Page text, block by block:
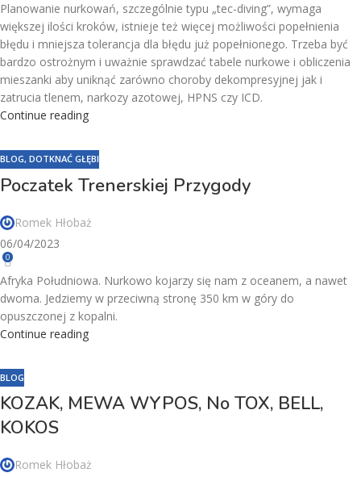
Planowanie nurkowań, szczególnie typu „tec-diving”, wymaga
większej ilości kroków, istnieje też więcej możliwości popełnienia
błędu i mniejsza tolerancja dla błędu już popełnionego. Trzeba być
bardzo ostrożnym i uważnie sprawdzać tabele nurkowe i obliczenia
mieszanki aby uniknąć zarówno choroby dekompresyjnej jak i
zatrucia tlenem, narkozy azotowej, HPNS czy ICD.
Continue reading
BLOG, DOTKNAĆ GŁĘBI
Poczatek Trenerskiej Przygody
Romek Hłobaż
06/04/2023
0
Afryka Południowa. Nurkowo kojarzy się nam z oceanem, a nawet
dwoma. Jedziemy w przeciwną stronę 350 km w góry do
opuszczonej z kopalni.
Continue reading
BLOG
KOZAK, MEWA WYPOS, No TOX, BELL,
KOKOS
Romek Hłobaż